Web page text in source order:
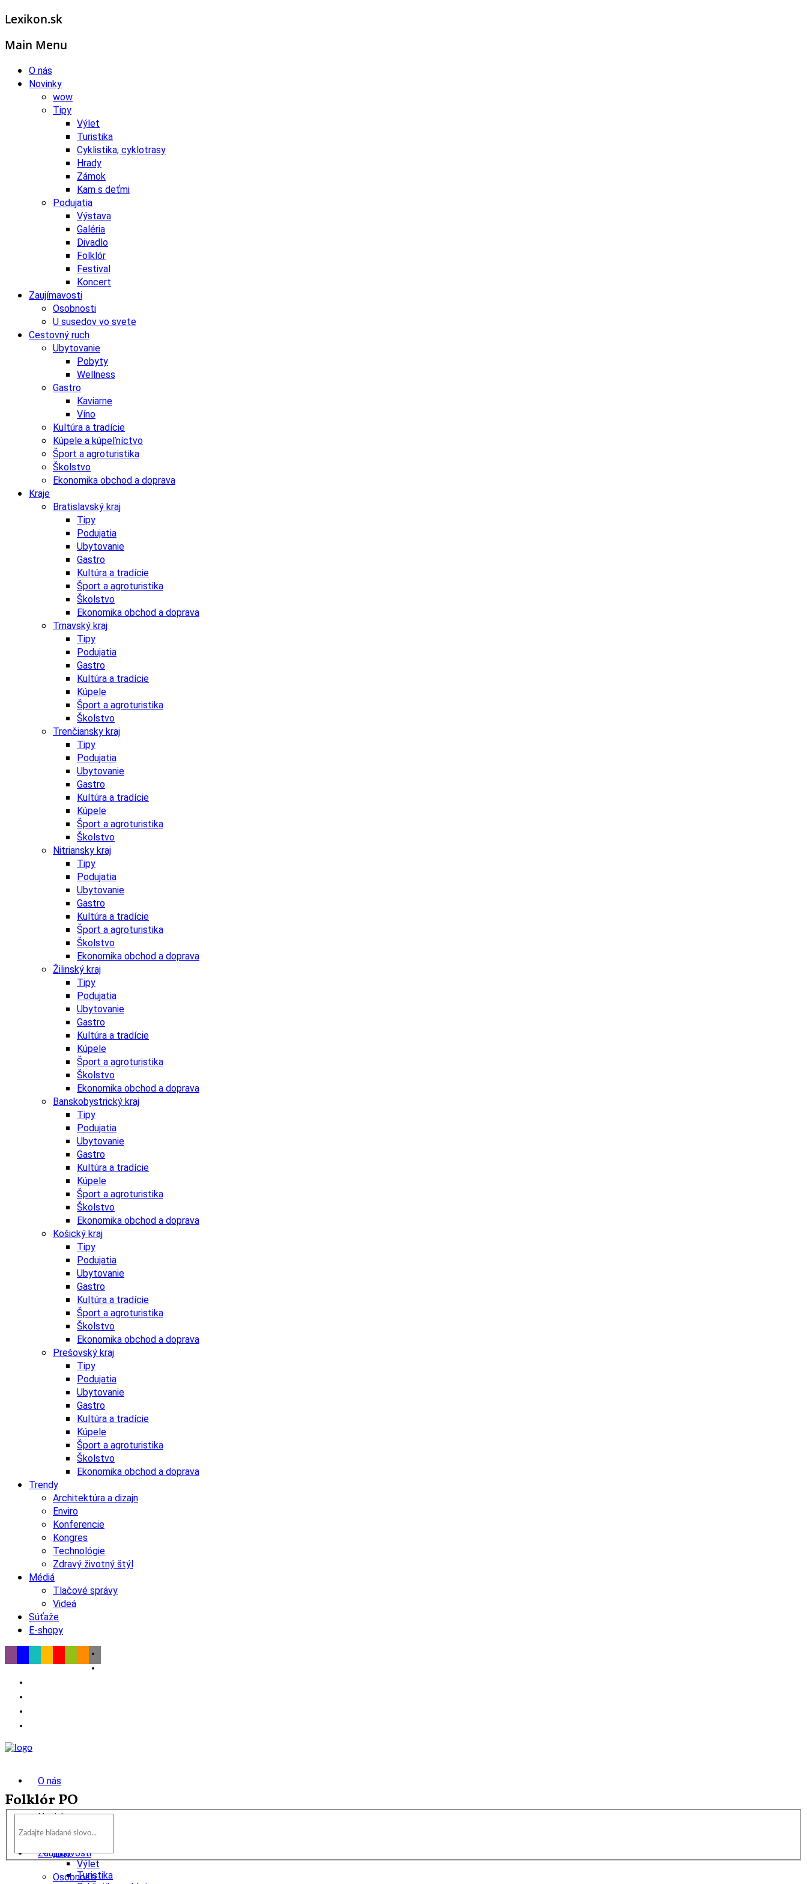
Lexikon.sk
Main Menu
O nás
Novinky
wow
Tipy
Výlet
Turistika
Cyklistika, cyklotrasy
Hrady
Zámok
Kam s deťmi
Podujatia
Výstava
Galéria
Divadlo
Folklór
Festival
Koncert
Zaujímavosti
Osobnosti
U susedov vo svete
Cestovný ruch
Ubytovanie
Pobyty
Wellness
Gastro
Kaviarne
Víno
Kultúra a tradície
Kúpele a kúpeľníctvo
Šport a agroturistika
Školstvo
Ekonomika obchod a doprava
Kraje
Bratislavský kraj
Tipy
Podujatia
Ubytovanie
Gastro
Kultúra a tradície
Šport a agroturistika
Školstvo
Ekonomika obchod a doprava
Trnavský kraj
Tipy
Podujatia
Gastro
Kultúra a tradície
Kúpele
Šport a agroturistika
Školstvo
Trenčiansky kraj
Tipy
Podujatia
Ubytovanie
Gastro
Kultúra a tradície
Kúpele
Šport a agroturistika
Školstvo
Nitriansky kraj
Tipy
Podujatia
Ubytovanie
Gastro
Kultúra a tradície
Šport a agroturistika
Školstvo
Ekonomika obchod a doprava
Žilinský kraj
Tipy
Podujatia
Ubytovanie
Gastro
Kultúra a tradície
Kúpele
Šport a agroturistika
Školstvo
Ekonomika obchod a doprava
Banskobystrický kraj
Tipy
Podujatia
Ubytovanie
Gastro
Kultúra a tradície
Kúpele
Šport a agroturistika
Školstvo
Ekonomika obchod a doprava
Košický kraj
Tipy
Podujatia
Ubytovanie
Gastro
Kultúra a tradície
Šport a agroturistika
Školstvo
Ekonomika obchod a doprava
Prešovský kraj
Tipy
Podujatia
Ubytovanie
Gastro
Kultúra a tradície
Kúpele
Šport a agroturistika
Školstvo
Ekonomika obchod a doprava
Trendy
Architektúra a dizajn
Enviro
Konferencie
Kongres
Technológie
Zdravý životný štýl
Médiá
Tlačové správy
Videá
Súťaže
E-shopy
O nás
Novinky
Tipy
Výlet
Turistika
Zaujímavosti
Osobnosti
Folklór PO